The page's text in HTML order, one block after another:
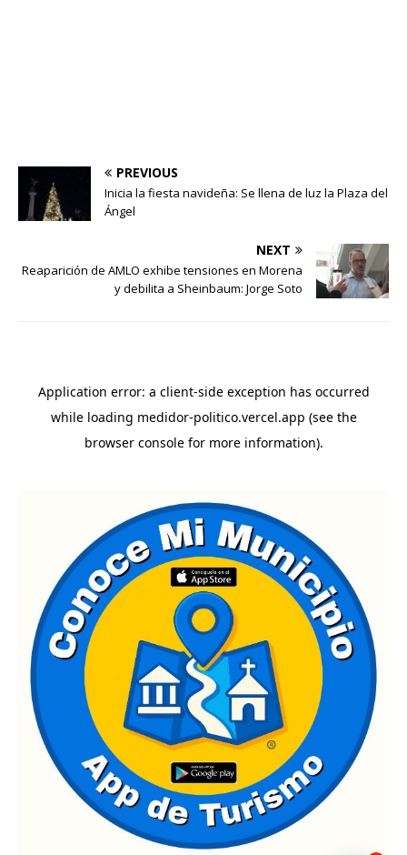
PREVIOUS
Inicia la fiesta navideña: Se llena de luz la Plaza del
Ángel
NEXT
Reaparición de AMLO exhibe tensiones en Morena
y debilita a Sheinbaum: Jorge Soto